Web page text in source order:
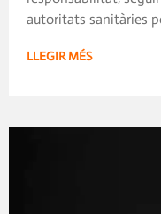
autoritats sanitàries
LLEGIR MÉS